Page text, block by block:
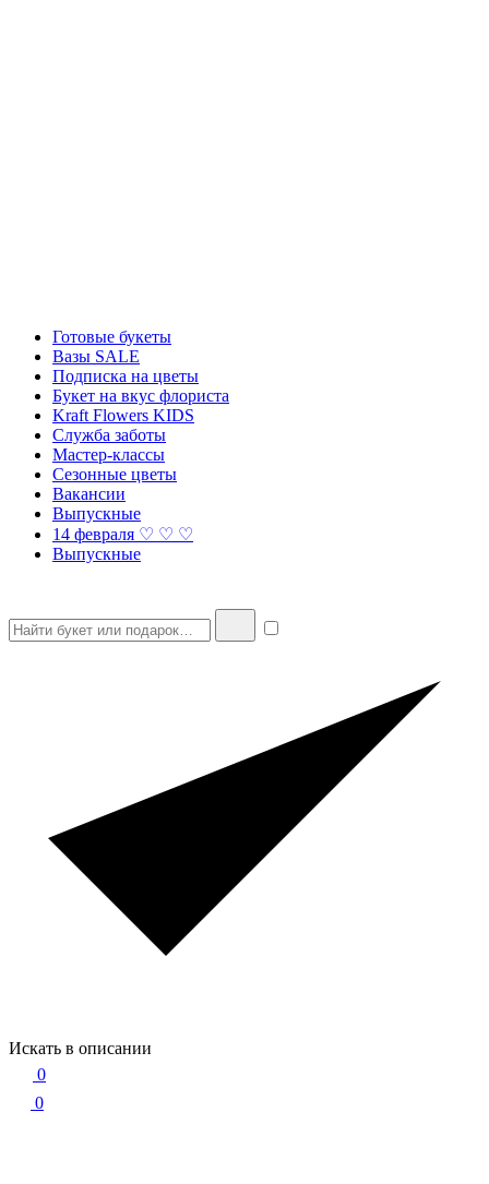
Готовые букеты
Вазы SALE
Подписка на цветы
Букет на вкус флориста
Kraft Flowers KIDS
Служба заботы
Мастер-классы
Сезонные цветы
Вакансии
Выпускные
14 февраля ♡ ♡ ♡
Выпускные
Искать в описании
0
0